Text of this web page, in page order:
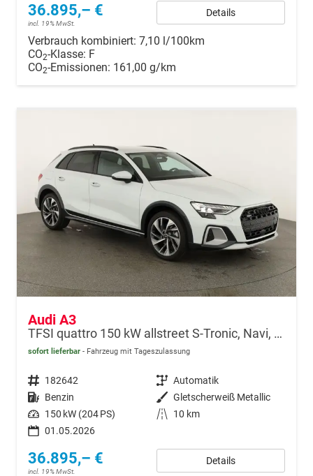
36.895,– €
incl. 19% MwSt.
Details
Verbrauch kombiniert: 7,10 l/100km
CO2-Klasse: F
CO2-Emissionen: 161,00 g/km
Audi A3
TFSI quattro 150 kW allstreet S-Tronic, Navi, 18-Zoll, 5-J. Garantie
sofort lieferbar Fahrzeug mit Tageszulassung
Fahrzeugnr. 182642 Getriebe Automatik
Kraftstoff Benzin Außenfarbe Gletscherweiß Metallic
Leistung 150 kW (204 PS) Kilometerstand
10 km
01.05.2026
36.895,– €
incl. 19% MwSt.
Details